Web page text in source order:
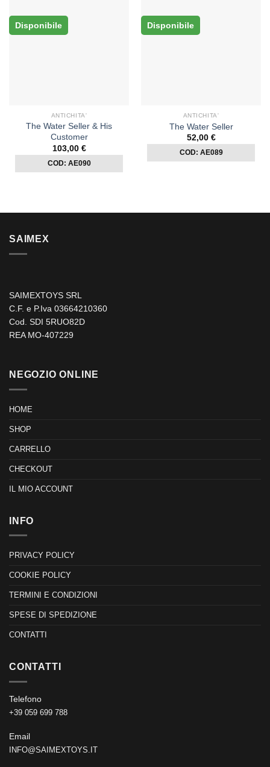
Disponibile
ANTICHITA'
The Water Seller & His
Customer
103,00 €
COD: AE090
Disponibile
ANTICHITA'
The Water Seller
52,00 €
COD: AE089
SAIMEX
SAIMEXTOYS SRL
C.F. e P.Iva 03664210360
Cod. SDI 5RUO82D
REA MO-407229
NEGOZIO ONLINE
HOME
SHOP
CARRELLO
CHECKOUT
IL MIO ACCOUNT
INFO
PRIVACY POLICY
COOKIE POLICY
TERMINI E CONDIZIONI
SPESE DI SPEDIZIONE
CONTATTI
CONTATTI
Telefono
+39 059 699 788
Email
INFO@SAIMEXTOYS.IT